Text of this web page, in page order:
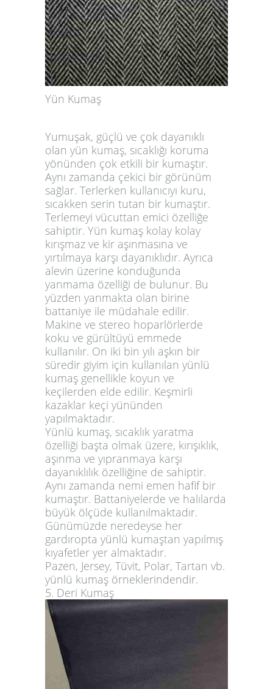
Yün Kumaş
Yumuşak, güçlü ve çok dayanıklı
olan yün kumaş, sıcaklığı koruma
yönünden çok etkili bir kumaştır.
Aynı zamanda çekici bir görünüm
sağlar. Terlerken kullanıcıyı kuru,
sıcakken serin tutan bir kumaştır.
Terlemeyi vücuttan emici özelliğe
sahiptir. Yün kumaş kolay kolay
kırışmaz ve kir aşınmasına ve
yırtılmaya karşı dayanıklıdır. Ayrıca
alevin üzerine konduğunda
yanmama özelliği de bulunur. Bu
yüzden yanmakta olan birine
battaniye ile müdahale edilir.
Makine ve stereo hoparlörlerde
koku ve gürültüyü emmede
kullanılır. On iki bin yılı aşkın bir
süredir giyim için kullanılan yünlü
kumaş genellikle koyun ve
keçilerden elde edilir. Keşmirli
kazaklar keçi yününden
yapılmaktadır.
Yünlü kumaş, sıcaklık yaratma
özelliği başta olmak üzere, kırışıklık,
aşınma ve yıpranmaya karşı
dayanıklılık özelliğine de sahiptir.
Aynı zamanda nemi emen hafif bir
kumaştır. Battaniyelerde ve halılarda
büyük ölçüde kullanılmaktadır.
Günümüzde neredeyse her
gardıropta yünlü kumaştan yapılmış
kıyafetler yer almaktadır.
Pazen, Jersey, Tüvit, Polar, Tartan vb.
yünlü kumaş örneklerindendir.
5. Deri Kumaş